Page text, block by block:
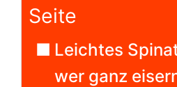
Seite
Leichtes
wer ganz